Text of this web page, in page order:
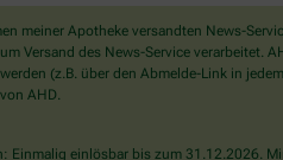
Mensch?
Dann
wählen
Tasse.
meiner Apotheke versandten News-
Versand des News-Service verarbeitet.
(z.B. über den Abmelde-Link in
von AHD.
Einmalig einlösbar bis zum 31.12.2026.